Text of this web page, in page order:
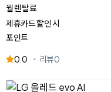
월 렌탈료
제휴카드 할인 시
포인트
0.0 리뷰0